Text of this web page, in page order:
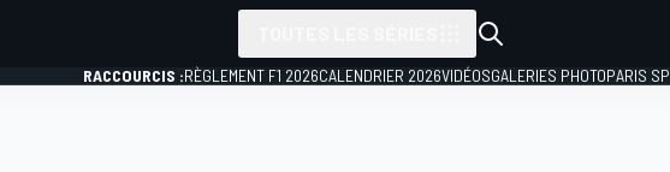
RACCOURCIS :RÈGLEMENT F1 2026CALENDRIER 2026VIDÉOSGALERIES PHOTOPARIS